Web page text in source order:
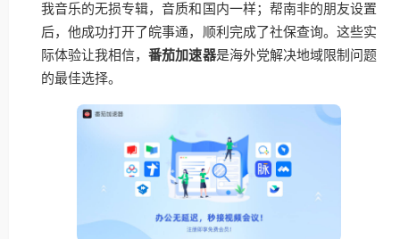
我音乐的无损专辑，音质和国内一样；帮南非的朋友设置
后，他成功打开了皖事通，顺利完成了社保查询。这些实
际体验让我相信，番茄加速器是海外党解决地域限制问题
的最佳选择。